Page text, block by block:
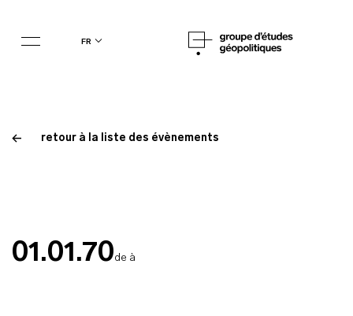
fr
retour à la liste des évènements
01.01.70de à